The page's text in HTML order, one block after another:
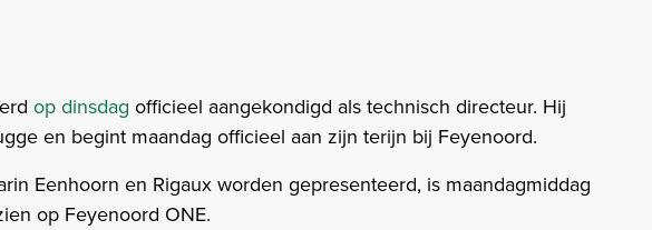
op dinsdag officieel aangekondigd als technisch directeur. Hij
en begint maandag officieel aan zijn terijn bij Feyenoord.
Eenhoorn en Rigaux worden gepresenteerd, is maandagmiddag
op Feyenoord ONE.